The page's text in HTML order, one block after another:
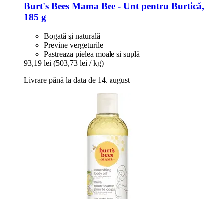
Burt's Bees Mama Bee -​ Unt pentru Burtică,
185 g
Bogată şi naturală
Previne vergeturile
Pastreaza pielea moale si suplă
93,19 lei (503,73 lei / kg)
Livrare până la data de 14. august